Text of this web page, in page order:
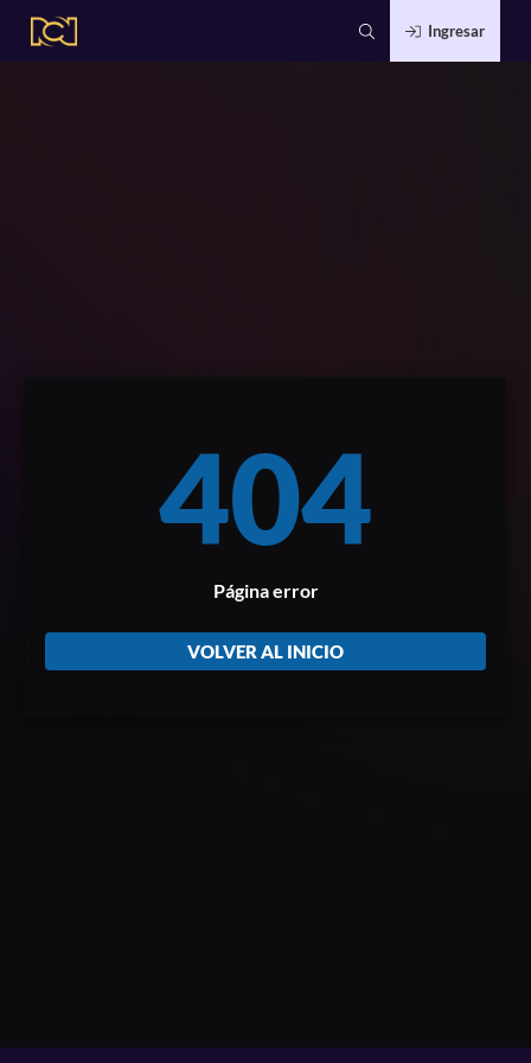
Ingresar
404
Página error
VOLVER AL INICIO